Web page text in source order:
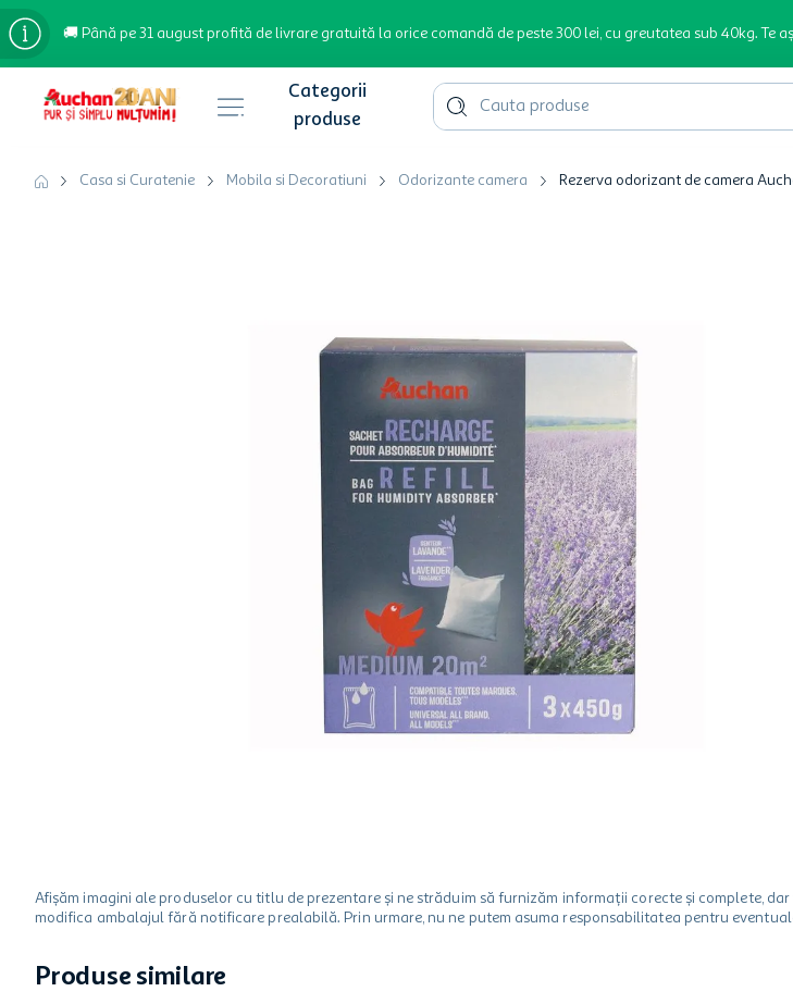
🚚 Până pe 31 august profită de livrare gratuită la orice comandă de peste 300 lei, cu greutatea sub 40kg. Te
Cauta produse
apa plata
cafea boabe
garden star
hartie igienica
ciocolata
Casa si Curatenie Mobila si Decoratiuni Odorizante camera Rezerva odorizant de camera
Afișăm imagini ale produselor cu titlu de prezentare și ne străduim să furnizăm informații corecte și complete,
modifica ambalajul fără notificare prealabilă. Prin urmare, nu ne putem asuma responsabilitatea pentru
Produse similare